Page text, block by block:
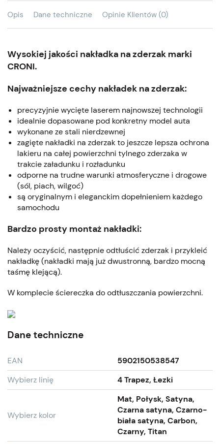
Opis Dane techniczne Opinie Klientów (0)
Wysokiej jakości nakładka na zderzak marki
CRONI.
Najważniejsze cechy nakładek na zderzak:
precyzyjnie wycięte laserem najnowszej technologii
idealnie dopasowane pod konkretny model auta
wykonane ze stali nierdzewnej
zagięte nakładki na zderzak to jeszcze lepsza ochrona
lakieru na całej powierzchni tylnego zderzaka w
trakcie załadunku i rozładunku
odporne na trudne warunki atmosferyczne i drogowe
(sól, piach, wilgoć)
są oryginalnym i eleganckim dopełnieniem każdego
samochodu
Bardzo prosty montaż nakładki:
Należy oczyścić, następnie odtłuścić zderzak i przykleić
nakładkę (nakładki mają już dwustronną, bardzo mocną
taśmę klejącą).
W komplecie ściereczka do odtłuszczania powierzchni.
Dane techniczne
EAN
5902150538547
Wybierz linię
4 Trapez, Łezki
Wybierz kolor
Mat, Połysk, Satyna,
Czarna satyna, Czarno-
biała satyna, Carbon,
Czarny, Titan